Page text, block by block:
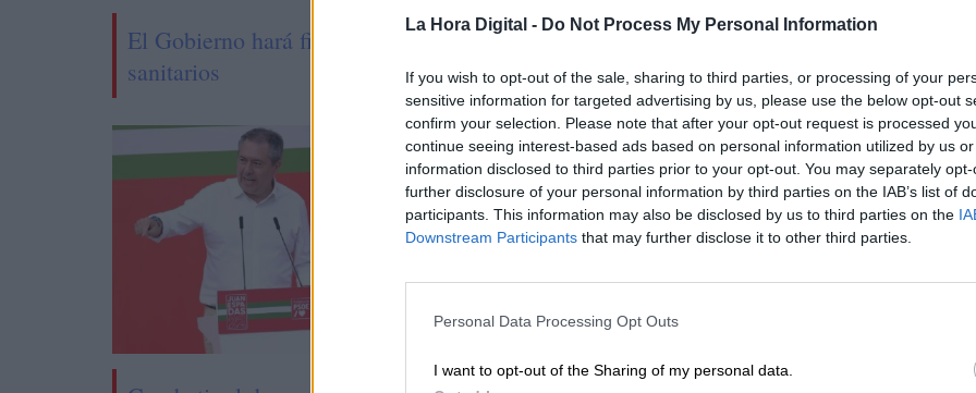
La Hora Digital - Do Not Process My Personal Information
If you wish to opt-out of the sale, sharing to third parties, or processing of your
sensitive information for targeted advertising by us, please use the below opt-out
confirm your selection. Please note that after your opt-out request is processed
continue seeing interest-based ads based on personal information utilized by us
information disclosed to third parties prior to your opt-out. You may separately
further disclosure of your personal information by third parties on the IAB’s list of
participants. This information may also be disclosed by us to third parties on the
Downstream Participants that may further disclose it to other third parties.
Personal Data Processing Opt Outs
I want to opt-out of the Sharing of my personal data.
El Gobierno hará fijos a más de 67.000
sanitarios
Asciende el número de opositores
mayores de 50 años